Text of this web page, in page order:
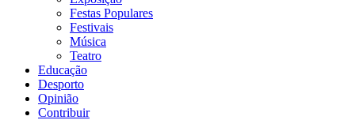
Festas Populares
Festivais
Música
Teatro
Educação
Desporto
Opinião
Contribuir